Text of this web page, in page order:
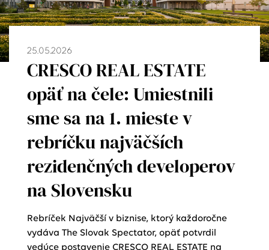
25.05.2026
CRESCO REAL ESTATE
opäť na čele: Umiestnili
sme sa na 1. mieste v
rebríčku najväčších
rezidenčných developerov
na Slovensku
​​​​​​​Rebríček Najväčší v biznise, ktorý každoročne
vydáva The Slovak Spectator, opäť potvrdil
vedúce postavenie CRESCO REAL ESTATE na